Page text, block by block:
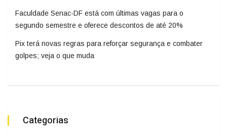
Faculdade Senac-DF está com últimas vagas para o
segundo semestre e oferece descontos de até 20%
Pix terá novas regras para reforçar segurança e combater
golpes; veja o que muda
Categorias